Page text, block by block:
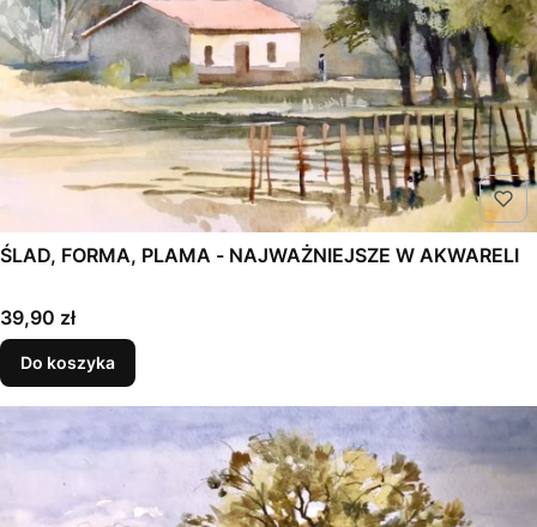
ŚLAD, FORMA, PLAMA - NAJWAŻNIEJSZE W AKWARELI
Cena
39,90 zł
Do koszyka